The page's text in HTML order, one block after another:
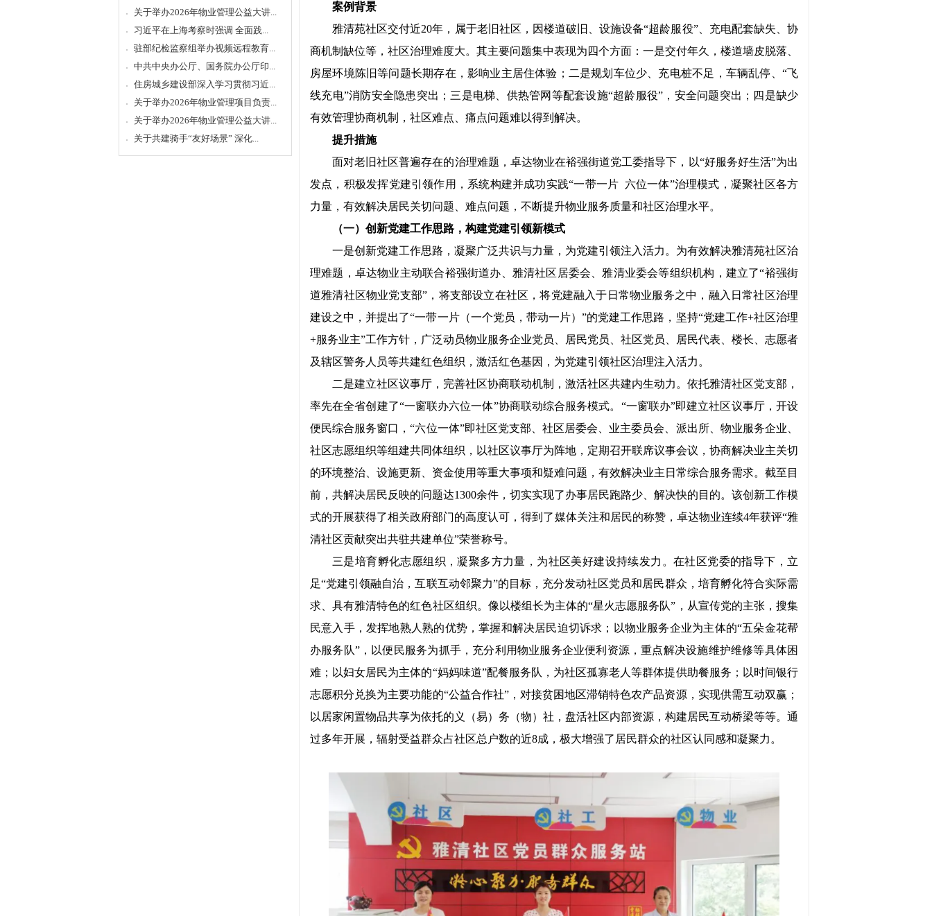
关于举办2026年物业管理公益大讲...
习近平在上海考察时强调 全面践...
驻部纪检监察组举办视频远程教育...
中共中央办公厅、国务院办公厅印...
住房城乡建设部深入学习贯彻习近...
关于举办2026年物业管理项目负责...
关于举办2026年物业管理公益大讲...
关于共建骑手“友好场景” 深化...
案例背景
雅清苑社区交付近20年，属于老旧社区，因楼道破旧、设施设备“超龄服役”、充电配套缺失、协
商机制缺位等，社区治理难度大。其主要问题集中表现为四个方面：一是交付年久，楼道墙皮脱落、
房屋环境陈旧等问题长期存在，影响业主居住体验；二是规划车位少、充电桩不足，车辆乱停、“飞
线充电”消防安全隐患突出；三是电梯、供热管网等配套设施“超龄服役”，安全问题突出；四是缺少
有效管理协商机制，社区难点、痛点问题难以得到解决。
提升措施
面对老旧社区普遍存在的治理难题，卓达物业在裕强街道党工委指导下，以“好服务好生活”为出
发点，积极发挥党建引领作用，系统构建并成功实践“一带一片 六位一体”治理模式，凝聚社区各方
力量，有效解决居民关切问题、难点问题，不断提升物业服务质量和社区治理水平。
（一）创新党建工作思路，构建党建引领新模式
一是创新党建工作思路，凝聚广泛共识与力量，为党建引领注入活力。为有效解决雅清苑社区治
理难题，卓达物业主动联合裕强街道办、雅清社区居委会、雅清业委会等组织机构，建立了“裕强街
道雅清社区物业党支部”，将支部设立在社区，将党建融入于日常物业服务之中，融入日常社区治理
建设之中，并提出了“一带一片（一个党员，带动一片）”的党建工作思路，坚持“党建工作+社区治理
+服务业主”工作方针，广泛动员物业服务企业党员、居民党员、社区党员、居民代表、楼长、志愿者
及辖区警务人员等共建红色组织，激活红色基因，为党建引领社区治理注入活力。
二是建立社区议事厅，完善社区协商联动机制，激活社区共建内生动力。依托雅清社区党支部，
率先在全省创建了“一窗联办六位一体”协商联动综合服务模式。“一窗联办”即建立社区议事厅，开设
便民综合服务窗口，“六位一体”即社区党支部、社区居委会、业主委员会、派出所、物业服务企业、
社区志愿组织等组建共同体组织，以社区议事厅为阵地，定期召开联席议事会议，协商解决业主关切
的环境整治、设施更新、资金使用等重大事项和疑难问题，有效解决业主日常综合服务需求。截至目
前，共解决居民反映的问题达1300余件，切实实现了办事居民跑路少、解决快的目的。该创新工作模
式的开展获得了相关政府部门的高度认可，得到了媒体关注和居民的称赞，卓达物业连续4年获评“雅
清社区贡献突出共驻共建单位”荣誉称号。
三是培育孵化志愿组织，凝聚多方力量，为社区美好建设持续发力。在社区党委的指导下，立
足“党建引领融自治，互联互动邻聚力”的目标，充分发动社区党员和居民群众，培育孵化符合实际需
求、具有雅清特色的红色社区组织。像以楼组长为主体的“星火志愿服务队”，从宣传党的主张，搜集
民意入手，发挥地熟人熟的优势，掌握和解决居民迫切诉求；以物业服务企业为主体的“五朵金花帮
办服务队”，以便民服务为抓手，充分利用物业服务企业便利资源，重点解决设施维护维修等具体困
难；以妇女居民为主体的“妈妈味道”配餐服务队，为社区孤寡老人等群体提供助餐服务；以时间银行
志愿积分兑换为主要功能的“公益合作社”，对接贫困地区滞销特色农产品资源，实现供需互动双赢；
以居家闲置物品共享为依托的义（易）务（物）社，盘活社区内部资源，构建居民互动桥梁等等。通
过多年开展，辐射受益群众占社区总户数的近8成，极大增强了居民群众的社区认同感和凝聚力。